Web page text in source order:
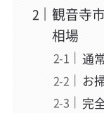
観音寺
相場
通
お
完